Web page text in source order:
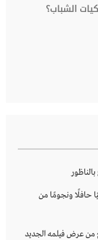
الشباب؟
برنامجًا فنيًا حافلًا ونجومًا من
من عرض فيلمه الجديد